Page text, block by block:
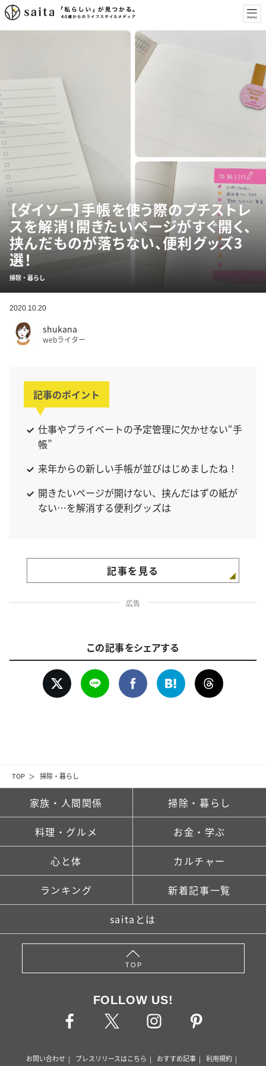
TOP 掃除・暮らし
【ダイソー】手帳を使う際のプチストレ
スを解消！開きたいページがすぐ開く、
挟んだものが落ちない、便利グッズ3
選！
掃除・暮らし
2020.10.20
shukana
webライター
記事のポイント
仕事やプライベートの予定管理に欠かせない“手
帳”
来年からの新しい手帳が並びはじめましたね！
開きたいページが開けない、挟んだはずの紙が
ない…を解消する便利グッズは
記事を見る
広告
この記事をシェアする
家族・人間関係 掃除・暮らし
料理・グルメ お金・学ぶ
心と体 カルチャー
ランキング 新着記事一覧
saitaとは
TOP
FOLLOW US!
お問い合わせ プレスリリースはこちら おすすめ記事 利用規約